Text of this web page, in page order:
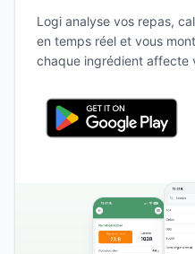
Logi analyse vos repas,
en temps réel et vous
chaque ingrédient affecte